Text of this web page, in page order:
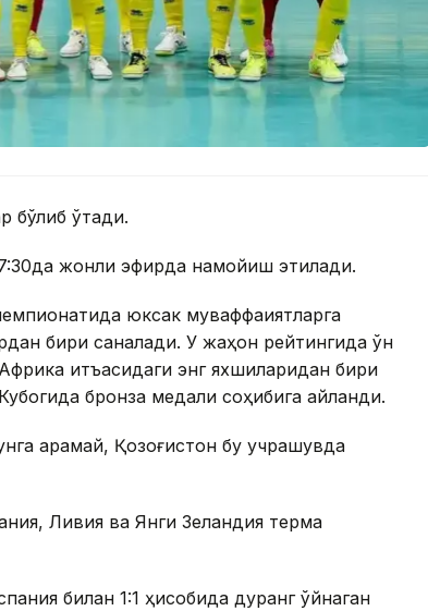
бўлиб ўтади.
жонли эфирда намойиш этилади.
юксак муваффақиятларга
бири саналади. У жаҳон рейтингида ўн
қитъасидаги энг яхшиларидан бири
бронза медали соҳибига айланди.
қарамай, Қозоғистон бу учрашувда
Ливия ва Янги Зеландия терма
билан 1:1 ҳисобида дуранг ўйнаган